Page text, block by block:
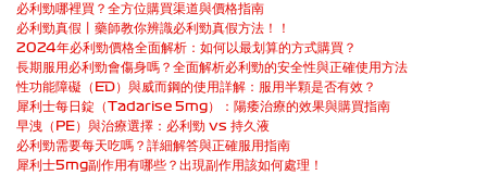
必利勁哪裡買？全方位購買渠道與價格指南
必利勁真假丨藥師教你辨識必利勁真假方法！！
2024年必利勁價格全面解析：如何以最划算的方式購買？
長期服用必利勁會傷身嗎？全面解析必利勁的安全性與正確使用方法
性功能障礙（ED）與威而鋼的使用詳解：服用半顆是否有效？
犀利士每日錠（Tadarise 5mg）：陽痿治療的效果與購買指南
早洩（PE）與治療選擇：必利勁 vs 持久液
必利勁需要每天吃嗎？詳細解答與正確服用指南
犀利士5mg副作用有哪些？出現副作用該如何處理！